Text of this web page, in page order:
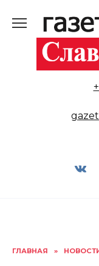
содержанию
ГЛАВНАЯ »